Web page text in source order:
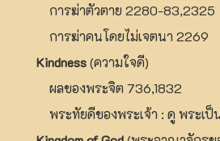
การฆ่าตัวตาย 2280-83,2325
การฆ่าคนโดยไม่เจตนา 2269
Kindness(ความใจดี)
ผลของพระจิต 736,1832
พระทัยดีของพระเจ้า : ดู พระเป็